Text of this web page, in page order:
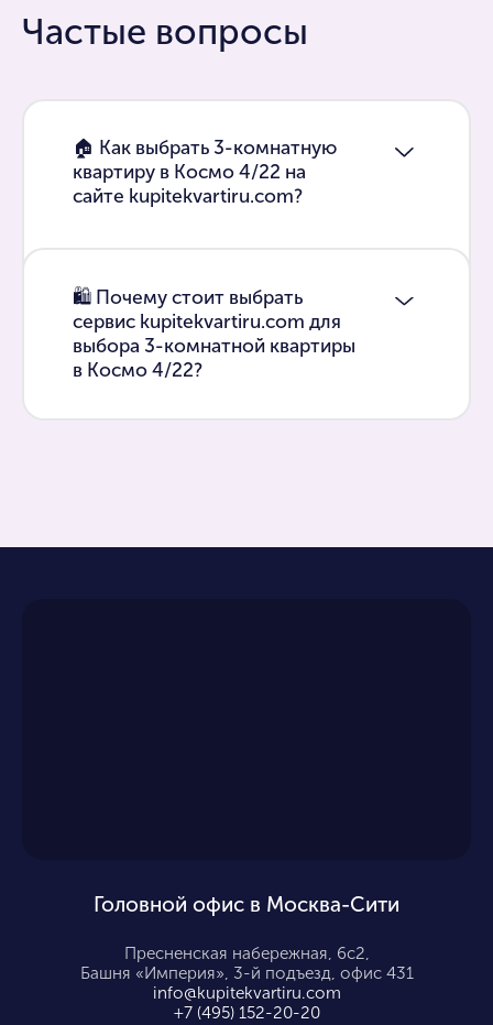
Частые вопросы
🏠 Как выбрать 3-комнатную
квартиру в Космо 4/22 на
сайте kupitekvartiru.com?
🛍 Почему стоит выбрать
сервис kupitekvartiru.com для
выбора 3-комнатной квартиры
в Космо 4/22?
Головной офис в Москва-Сити
Пресненская набережная, 6с2,
Башня «Империя», 3-й подъезд, офис 431
info@kupitekvartiru.com
+7 (495) 152-20-20